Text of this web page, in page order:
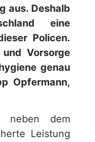
aus. Deshalb
eine
Policen.
Vorsorge
genau
Opfermann,
neben dem
Leistung